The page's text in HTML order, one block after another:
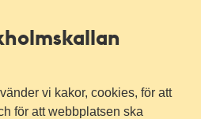
vi kakor, cookies, för att
för att webbplatsen ska